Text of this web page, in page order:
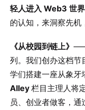
轻人进入 Web3 世
的认知，来洞察先机
《从校园到链上》 ——
列。我们创办这档节
学们搭建一座从象牙
Alley 栏目主理人将
员、创业者做客，